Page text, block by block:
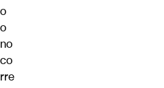
o
o
no
co
rre